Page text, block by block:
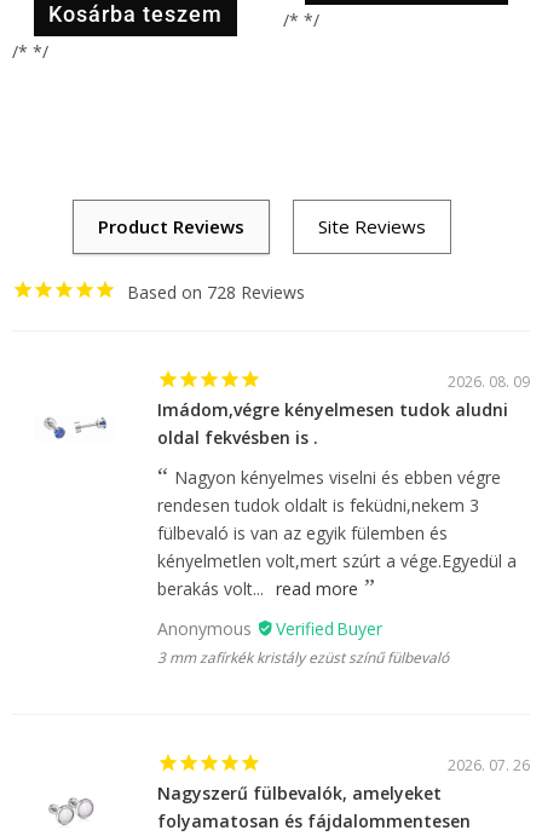
Kosárba teszem
/* */
/* */
728
2026. 08. 09
Imádom,végre kényelmesen tudok aludni
oldal fekvésben is .
Nagyon kényelmes viselni és ebben végre
rendesen tudok oldalt is feküdni,nekem 3
fülbevaló is van az egyik fülemben és
kényelmetlen volt,mert szúrt a vége.Egyedül a
berakás volt... read more
Anonymous
3 mm zafírkék kristály ezüst színű fülbevaló
2026. 07. 26
Nagyszerű fülbevalók, amelyeket
folyamatosan és fájdalommentesen